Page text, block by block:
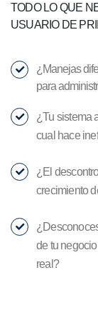
TODO LO QUE
USUARIO DE
¿Manejas
para
¿Tu sistema
cual hace
¿El
crecimiento
de tu
real?